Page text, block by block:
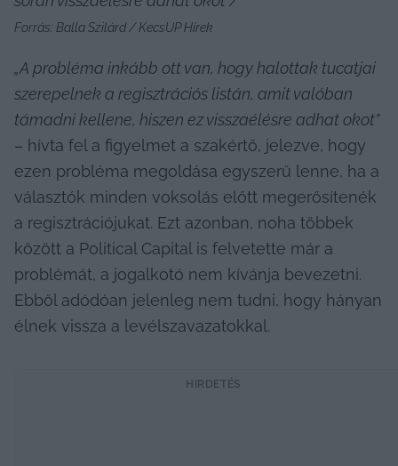
Forrás: Balla Szilárd / KecsUP Hírek
„A probléma inkább ott van, hogy halottak tucatjai
szerepelnek a regisztrációs listán, amit valóban
támadni kellene, hiszen ez visszaélésre adhat okot”
– hívta fel a figyelmet a szakértő, jelezve, hogy
ezen probléma megoldása egyszerű lenne, ha a
választók minden voksolás előtt megerősítenék
a regisztrációjukat. Ezt azonban, noha többek
között a Political Capital is felvetette már a
problémát, a jogalkotó nem kívánja bevezetni.
Ebből adódóan jelenleg nem tudni, hogy hányan
élnek vissza a levélszavazatokkal.
HIRDETÉS